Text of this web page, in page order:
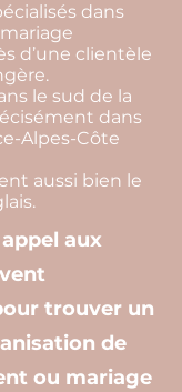
dans
d’une clientèle
le sud de la
dans
Alpes-Côte
aussi bien le
aux
trouver un
de
ou mariage